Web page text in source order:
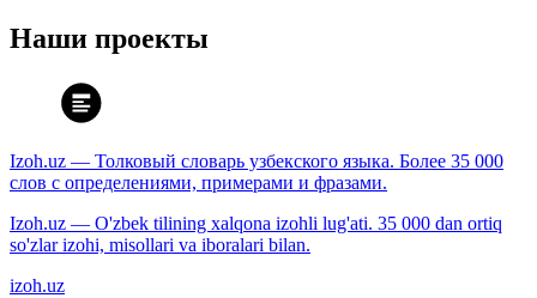
Наши проекты
Izoh.uz — Толковый словарь узбекского языка. Более 35 000
слов с определениями, примерами и фразами.
Izoh.uz — O'zbek tilining xalqona izohli lug'ati. 35 000 dan ortiq
so'zlar izohi, misollari va iboralari bilan.
izoh.uz